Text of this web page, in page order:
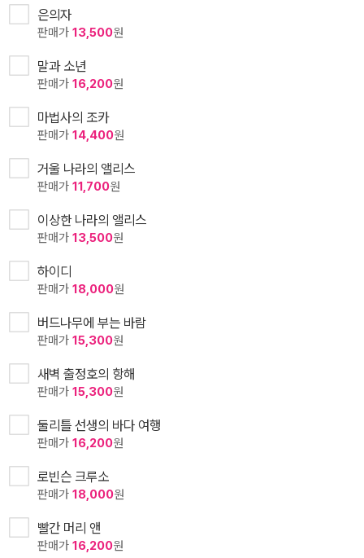
은의자
판매가 13,500원
말과 소년
판매가 16,200원
마법사의 조카
판매가 14,400원
거울 나라의 앨리스
판매가 11,700원
이상한 나라의 앨리스
판매가 13,500원
하이디
판매가 18,000원
버드나무에 부는 바람
판매가 15,300원
새벽 출정호의 항해
판매가 15,300원
둘리틀 선생의 바다 여행
판매가 16,200원
로빈슨 크루소
판매가 18,000원
빨간 머리 앤
판매가 16,200원